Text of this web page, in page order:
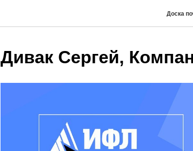
Доска
Дивак Сергей,